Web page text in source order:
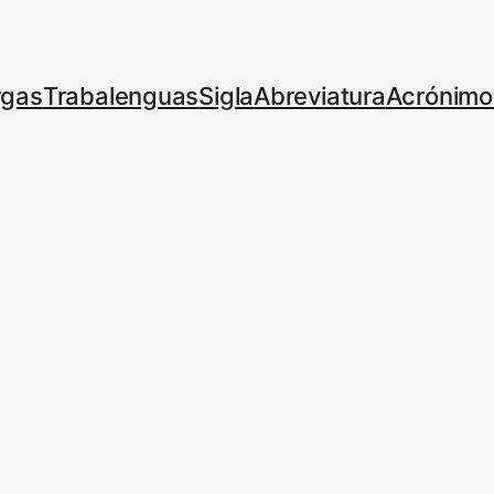
TrabalenguasSiglaAbreviaturaAcrónimo